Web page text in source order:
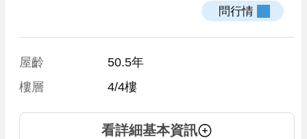
屋齡
50.5年
樓層
4/4樓
看詳細基本資訊